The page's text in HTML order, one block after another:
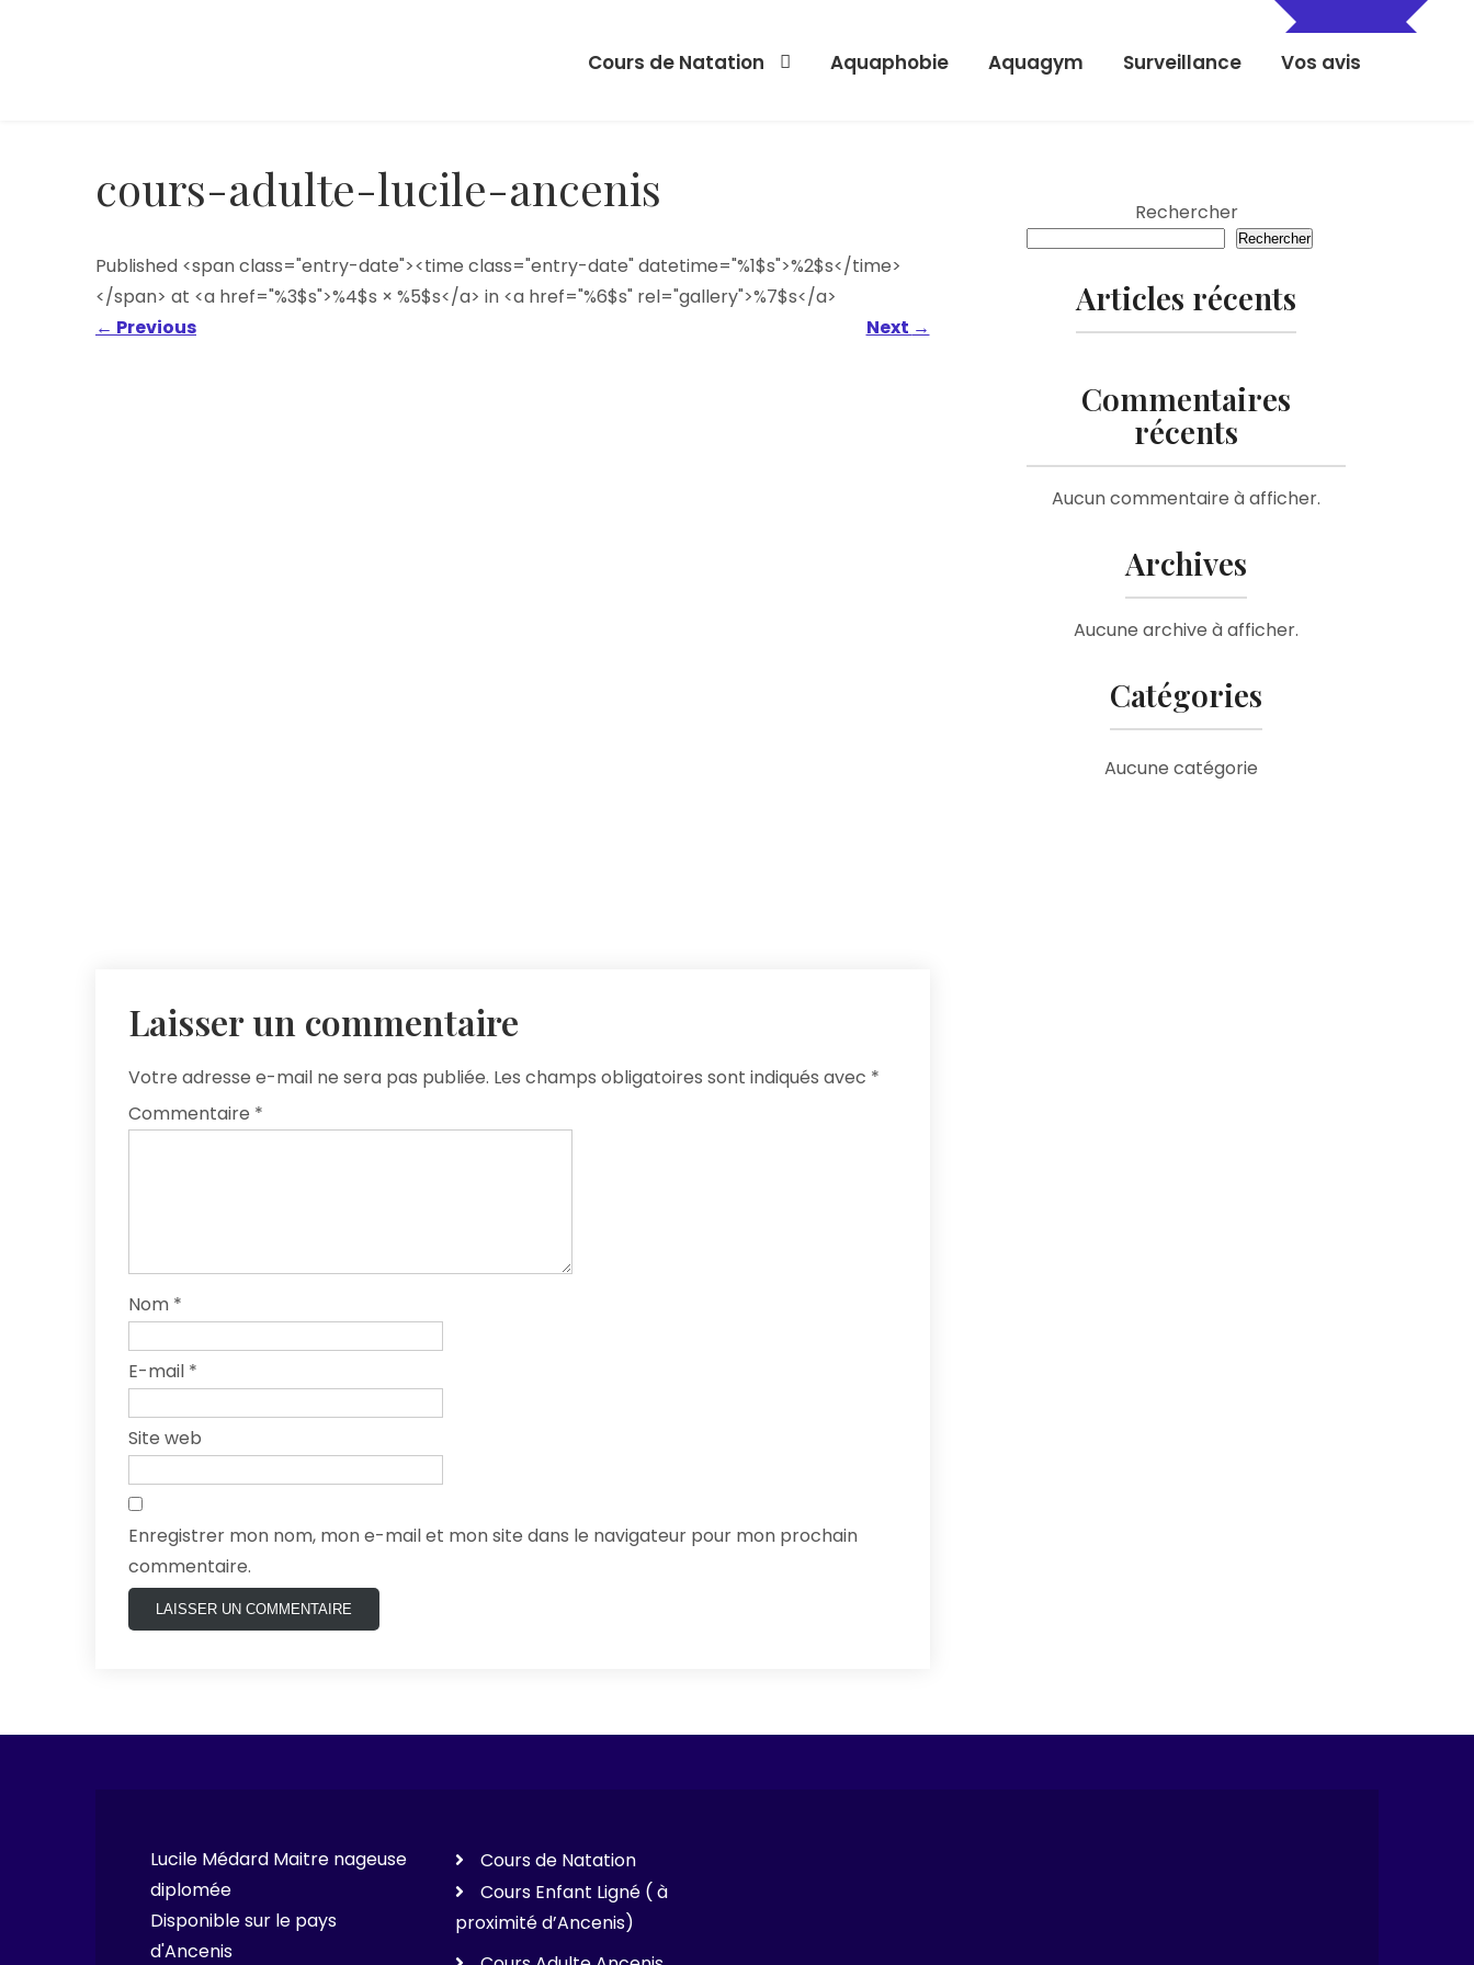
Cours de Natation Aquaphobie Aquagym Surveillance Vos avis
cours-adulte-lucile-ancenis
Published <span class="entry-date"><time class="entry-date" datetime="%1$s">%2$s</time>
</span> at <a href="%3$s">%4$s × %5$s</a> in <a href="%6$s" rel="gallery">%7$s</a>
← Previous Next →
Laisser un commentaire
Votre adresse e-mail ne sera pas publiée. Les champs obligatoires sont indiqués avec *
Commentaire *
Nom *
E-mail *
Site web
Enregistrer mon nom, mon e-mail et mon site dans le navigateur pour mon prochain
commentaire.
Rechercher
Rechercher
Articles récents
Commentaires
récents
Aucun commentaire à afficher.
Archives
Aucune archive à afficher.
Catégories
Aucune catégorie
Lucile Médard Maitre nageuse
diplomée
Disponible sur le pays
d'Ancenis
Cours de Natation
Cours Enfant Ligné ( à
proximité d’Ancenis)